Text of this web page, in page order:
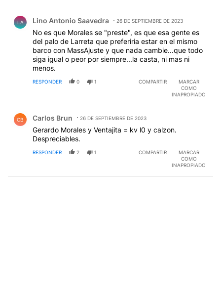
LA Lino Antonio Saavedra 26 DE SEPTIEMBRE DE 2023
No es que Morales se "preste", es que esa gente es
del palo de Larreta que preferiria estar en el mismo
barco con MassAjuste y que nada cambie...que todo
siga igual o peor por siempre...la casta, ni mas ni
menos.
RESPONDER 0 1 COMPARTIR
MARCAR
COMO
INAPROPIADO
CB Carlos Brun 26 DE SEPTIEMBRE DE 2023
Gerardo Morales y Ventajita = kv l0 y calzon.
Despreciables.
RESPONDER 2 1 COMPARTIR
MARCAR
COMO
INAPROPIADO